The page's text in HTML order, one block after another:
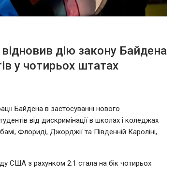
дію закону Байдена
у чотирьох штатах
Байдена в застосуванні нового
від дискримінації в школах і коледжах
Флориді, Джорджії та Південній Кароліні,
США з рахунком 2:1 стала на бік чотирьох